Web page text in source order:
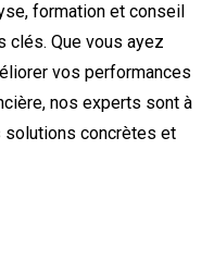
formation et conseil
clés. Que vous ayez
vos performances
nos experts sont à
concrètes et